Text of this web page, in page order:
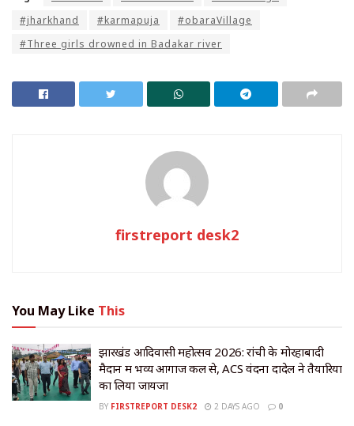
#jharkhand
#karmapuja
#obaraVillage
#Three girls drowned in Badakar river
firstreport desk2
You May Like This
झारखंड आदिवासी महोत्सव 2026: रांची के मोरहाबादी
मैदान में भव्य आगाज कल से, ACS वंदना दादेल ने तैयारियों
का लिया जायजा
BY FIRSTREPORT DESK2 2 DAYS AGO 0